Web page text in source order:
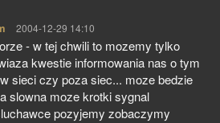
pisze:
2004-12-29 14:10
- w tej chwili to mozemy tylko
kwestie informowania nas o tym
sieci czy poza siec... moze bedzie
slowna moze krotki sygnal
pozyjemy zobaczymy